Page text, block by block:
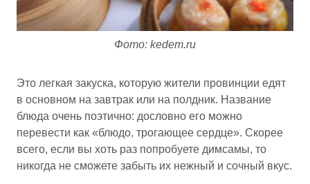
Фото: kedem.ru
Это легкая закуска, которую жители провинции едят
в основном на завтрак или на полдник. Название
блюда очень поэтично: дословно его можно
перевести как «блюдо, трогающее сердце». Скорее
всего, если вы хоть раз попробуете димсамы, то
никогда не сможете забыть их нежный и сочный вкус.